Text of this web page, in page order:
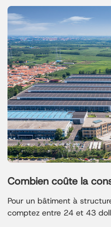
Combien coûte la
structure en acier ?
Pour un bâtiment à
comptez entre 24 et 43